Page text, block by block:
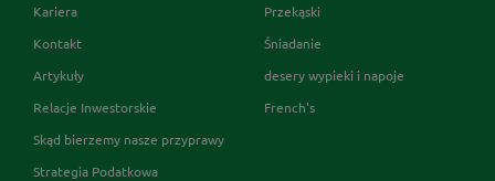
Kariera
Kontakt
Artykuły
Relacje Inwestorskie
Skąd bierzemy nasze przyprawy
Strategia Podatkowa
Przekąski
Śniadanie
desery wypieki i napoje
French's